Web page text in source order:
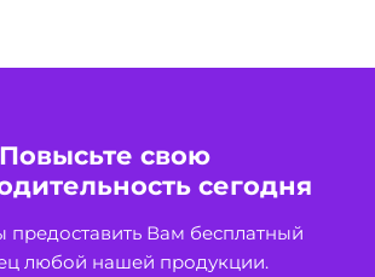
Повысьте свою
сегодня
предоставить Вам бесплатный
любой нашей продукции.